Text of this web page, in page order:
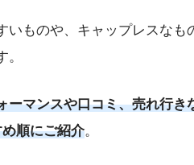
いものや、キャップレスな
ーマンスや口コミ、売れ行
順にご紹介。